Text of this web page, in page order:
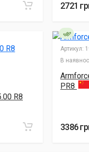
2721
R8
Артикул:
В
PR8
3386